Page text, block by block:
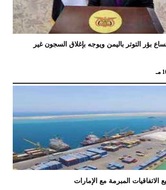
بؤر التوتر باليمن ويوجه بإغلاق السجون غير
الاتفاقيات المبرمة مع الإمارات